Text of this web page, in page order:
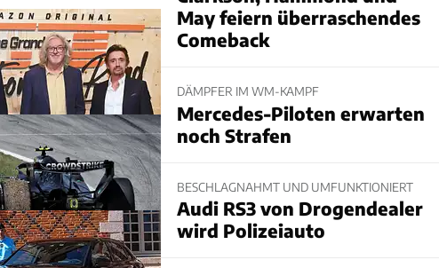
May feiern überraschendes
Comeback
DÄMPFER IM WM-KAMPF
Mercedes-Piloten erwarten
noch Strafen
BESCHLAGNAHMT UND UMFUNKTIONIERT
Audi RS3 von Drogendealer
wird Polizeiauto